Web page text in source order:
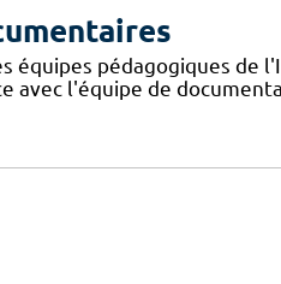
équipes pédagogiques de
avec l'équipe de